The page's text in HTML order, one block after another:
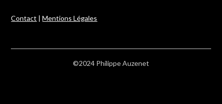
Contact |Mentions Légales
©2024 Philippe Auzenet